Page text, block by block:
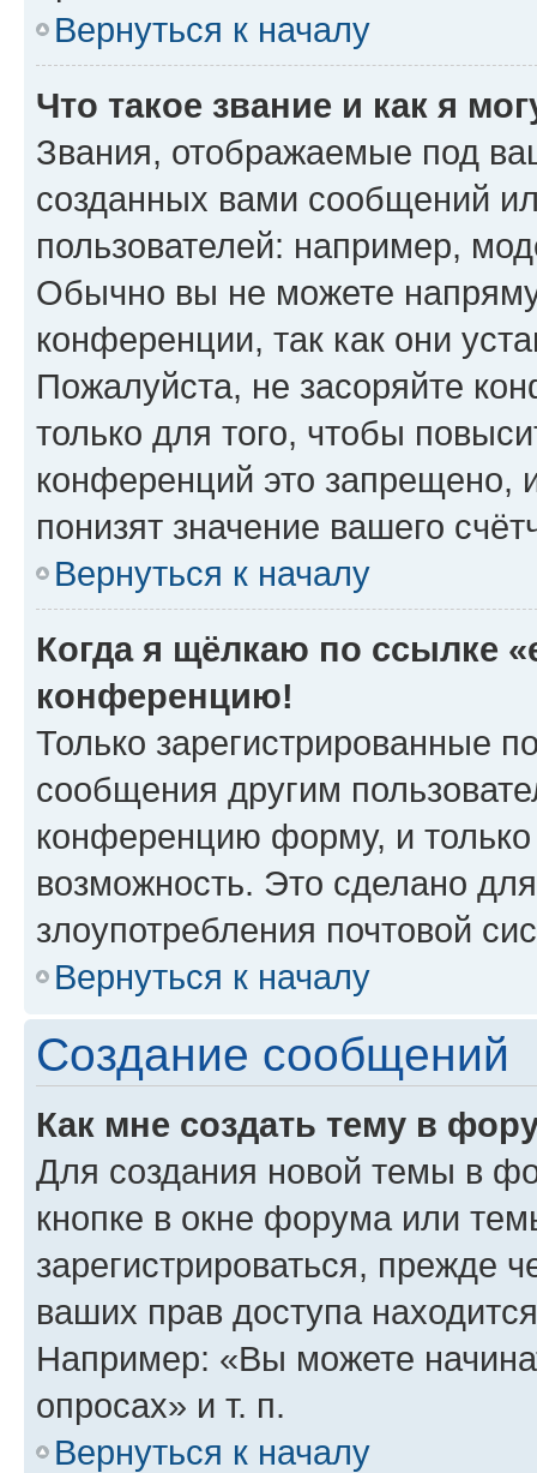
Вернуться к началу
Что такое звание и как я
Звания, отображаемые под
созданных вами сообщений
пользователей: например,
Обычно вы не можете
конференции, так как они
Пожалуйста, не засоряйте
только для того, чтобы
конференций это запрещено,
понизят значение вашего
Вернуться к началу
Когда я щёлкаю по ссылке
конференцию!
Только зарегистрированные
сообщения другим
конференцию форму, и
возможность. Это сделано
злоупотребления почтовой
Вернуться к началу
Создание сообщений
Как мне создать тему в
Для создания новой темы в
кнопке в окне форума или
зарегистрироваться, прежде
ваших прав доступа
Например: «Вы можете
опросах» и т. п.
Вернуться к началу